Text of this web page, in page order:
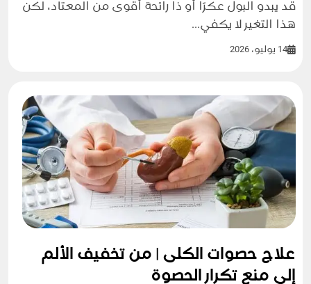
قد يبدو البول عكرًا أو ذا رائحة أقوى من المعتاد، لكن
هذا التغير لا يكفي...
14 يوليو، 2026
علاج حصوات الكلى | من تخفيف الألم
إلى منع تكرار الحصوة